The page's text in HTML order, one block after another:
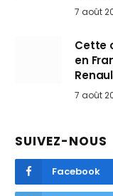
7 août
Cette
en
7 août
SUIVEZ-NOUS
Facebook